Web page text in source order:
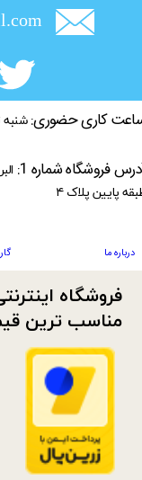
فروشگاه
مناسب ترین
کاری حضوری: شنبه تا
درباره ما
فروشگاه شماره 1:
پایین پلاک ۴